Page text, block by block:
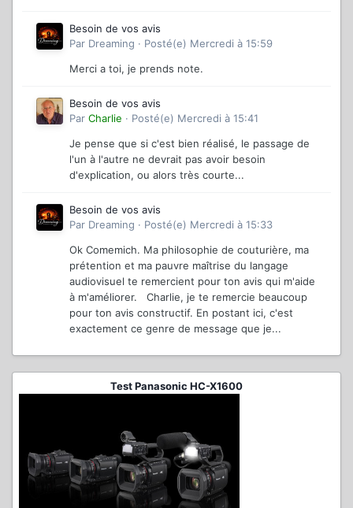
Besoin de vos avis
Par Dreaming · Posté(e) Mercredi à 15:59
Merci a toi, je prends note.
Besoin de vos avis
Par Charlie · Posté(e) Mercredi à 15:41
Je pense que si c'est bien réalisé, le passage de
l'un à l'autre ne devrait pas avoir besoin
d'explication, ou alors très courte...
Besoin de vos avis
Par Dreaming · Posté(e) Mercredi à 15:33
Ok Comemich. Ma philosophie de couturière, ma
prétention et ma pauvre maîtrise du langage
audiovisuel te remercient pour ton avis qui m'aide
à m'améliorer. Charlie, je te remercie beaucoup
pour ton avis constructif. En postant ici, c'est
exactement ce genre de message que je...
Test Panasonic HC-X1600